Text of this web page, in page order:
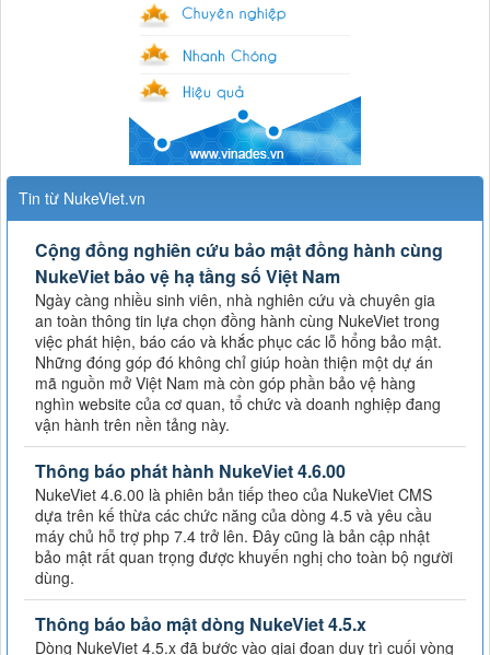
Tin từ NukeViet.vn
Cộng đồng nghiên cứu bảo mật đồng hành cùng
NukeViet bảo vệ hạ tầng số Việt Nam
Ngày càng nhiều sinh viên, nhà nghiên cứu và chuyên gia
an toàn thông tin lựa chọn đồng hành cùng NukeViet trong
việc phát hiện, báo cáo và khắc phục các lỗ hổng bảo mật.
Những đóng góp đó không chỉ giúp hoàn thiện một dự án
mã nguồn mở Việt Nam mà còn góp phần bảo vệ hàng
nghìn website của cơ quan, tổ chức và doanh nghiệp đang
vận hành trên nền tảng này.
Thông báo phát hành NukeViet 4.6.00
NukeViet 4.6.00 là phiên bản tiếp theo của NukeViet CMS
dựa trên kế thừa các chức năng của dòng 4.5 và yêu cầu
máy chủ hỗ trợ php 7.4 trở lên. Đây cũng là bản cập nhật
bảo mật rất quan trọng được khuyến nghị cho toàn bộ người
dùng.
Thông báo bảo mật dòng NukeViet 4.5.x
Dòng NukeViet 4.5.x đã bước vào giai đoạn duy trì cuối vòng